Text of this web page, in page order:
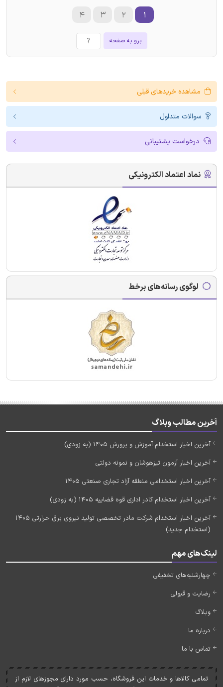
برو به صفحه
۱ ۲ ۳ ۴
مشاهده خریدهای قبلی
سوالات متداول
درخواست پشتیبانی
نماد اعتماد الکترونیکی
لوگوی رسانه‌های برخط
آخرین مطالب وبلاگ
آخرین اخبار استخدام آموزش و پرورش 1405 (به زودی)
آخرین اخبار آزمون تیزهوشان و نمونه دولتی
آخرین اخبار استخدامی منطقه آزاد تجاری صنعتی 1405
آخرین اخبار استخدام کادر اداری قوه قضاییه 1405 (به زودی)
آخرین اخبار استخدام شرکت مادر تخصصی تولید نیروی برق حرارتی 1405
(استخدام جدید)
لینک‌های مهم
چهارشنبه‌های تخفیفی
رضایت و قبولی
وبلاگ
درباره ما
تماس با ما
تمامی کالاها و خدمات اين فروشگاه، حسب مورد دارای مجوزهای لازم از